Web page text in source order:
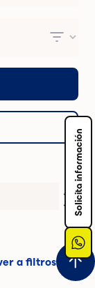
a filtros
Solicita información